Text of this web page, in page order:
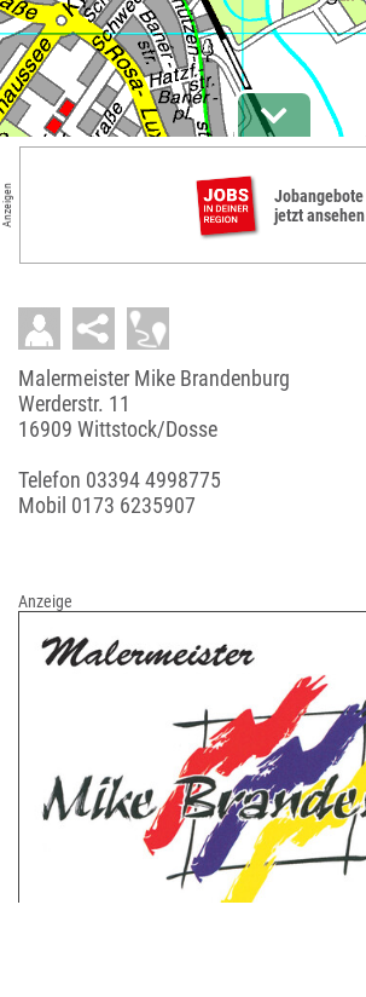
Anzeigen
Jobangebote
jetzt ansehen
Malermeister Mike Brandenburg
Werderstr. 11
16909 Wittstock/Dosse
Telefon 03394 4998775
Mobil 0173 6235907
Anzeige